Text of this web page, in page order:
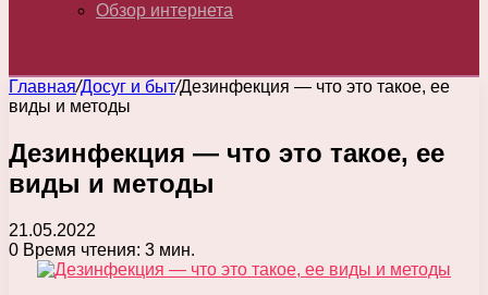
Обзор интернета
Главная/Досуг и быт/Дезинфекция — что это такое, ее
виды и методы
Дезинфекция — что это такое, ее
виды и методы
21.05.2022
0 Время чтения: 3 мин.